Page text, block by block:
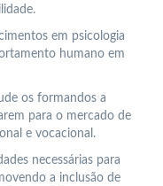
em psicologia
humano em
os formandos a
para o mercado de
e vocacional.
necessárias para
a inclusão de